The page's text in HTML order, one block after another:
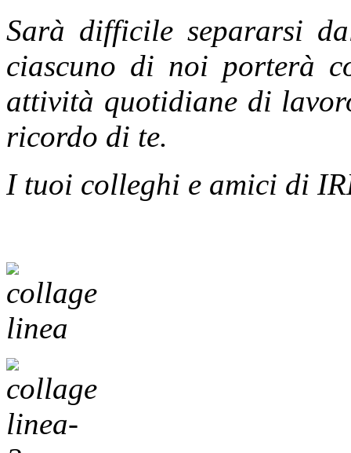
Sarà difficile separarsi
ciascuno di noi porterà
attività quotidiane di
ricordo di te.
I tuoi colleghi e amici di